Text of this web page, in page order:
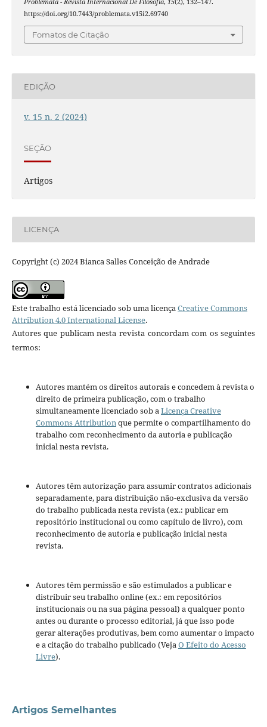
Problemata - Revista Internacional De Filosofia, 15(2), 132–147.
https://doi.org/10.7443/problemata.v15i2.69740
Fomatos de Citação
EDIÇÃO
v. 15 n. 2 (2024)
SEÇÃO
Artigos
LICENÇA
Copyright (c) 2024 Bianca Salles Conceição de Andrade
Este trabalho está licenciado sob uma licença Creative Commons
Attribution 4.0 International License.
Autores que publicam nesta revista concordam com os seguintes
termos:
Autores mantém os direitos autorais e concedem à revista o
direito de primeira publicação, com o trabalho
simultaneamente licenciado sob a Licença Creative
Commons Attribution que permite o compartilhamento do
trabalho com reconhecimento da autoria e publicação
inicial nesta revista.
Autores têm autorização para assumir contratos adicionais
separadamente, para distribuição não-exclusiva da versão
do trabalho publicada nesta revista (ex.: publicar em
repositório institucional ou como capítulo de livro), com
reconhecimento de autoria e publicação inicial nesta
revista.
Autores têm permissão e são estimulados a publicar e
distribuir seu trabalho online (ex.: em repositórios
institucionais ou na sua página pessoal) a qualquer ponto
antes ou durante o processo editorial, já que isso pode
gerar alterações produtivas, bem como aumentar o impacto
e a citação do trabalho publicado (VejaO Efeito do Acesso
Livre).
Artigos Semelhantes